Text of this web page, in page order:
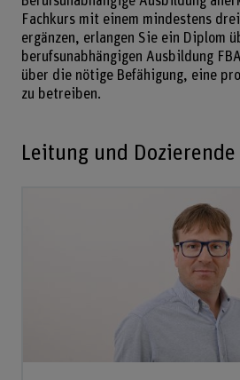
Fachkurs mit einem mindestens
ergänzen, erlangen Sie ein Diplom
berufsunabhängigen Ausbildung
über die nötige Befähigung, eine
zu betreiben.
Leitung und Dozierende